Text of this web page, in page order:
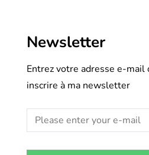
Newsletter
Entrez votre adresse e-mail
inscrire à ma newsletter